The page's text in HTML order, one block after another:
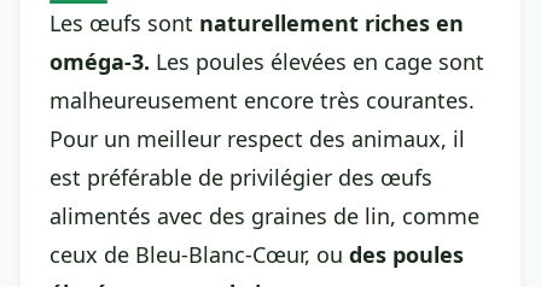
Les œufs sont naturellement riches en
oméga-3. Les poules élevées en cage sont
malheureusement encore très courantes.
Pour un meilleur respect des animaux, il
est préférable de privilégier des œufs
alimentés avec des graines de lin, comme
ceux de Bleu-Blanc-Cœur, ou des poules